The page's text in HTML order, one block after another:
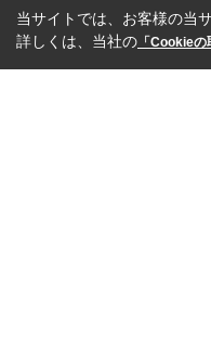
当サイトでは、お客様の当
詳しくは、当社の 「Cookieの